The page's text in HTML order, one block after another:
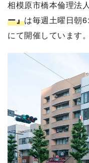
相模原市橋本倫理法
ー』は毎週土曜日朝
にて開催しています。